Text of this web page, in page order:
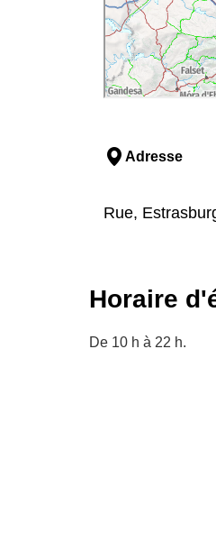
Adresse
Rue,
Horaire
De 10 h à 22 h.